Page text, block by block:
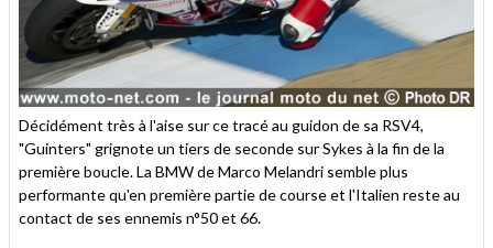
Décidément très à l'aise sur ce tracé au guidon de sa RSV4,
"Guinters" grignote un tiers de seconde sur Sykes à la fin de la
première boucle. La BMW de Marco Melandri semble plus
performante qu'en première partie de course et l'Italien reste au
contact de ses ennemis n°50 et 66.